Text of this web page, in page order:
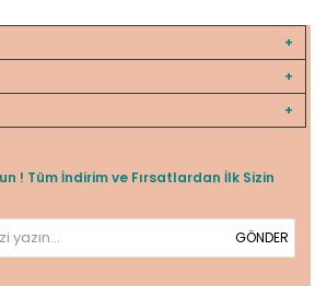
! Tüm İndirim ve Fırsatlardan İlk Sizin
GÖNDER